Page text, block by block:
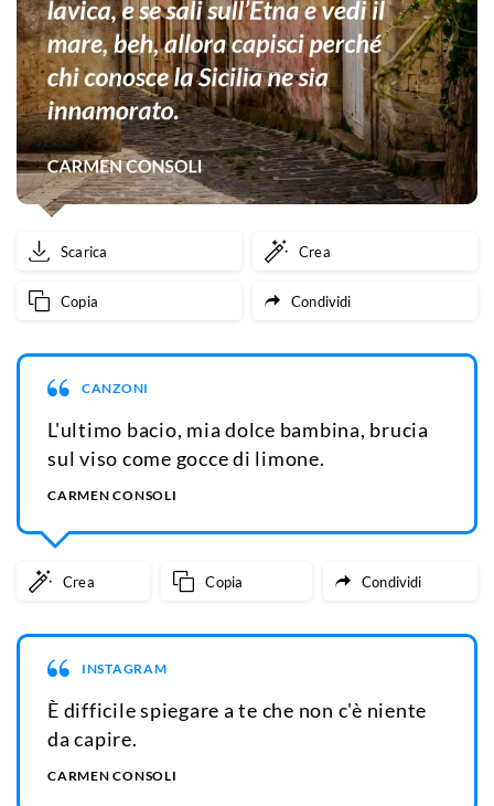
Scarica Crea
Copia Condividi
CANZONI
L'ultimo bacio, mia dolce bambina, brucia
sul viso come gocce di limone.
CARMEN CONSOLI
Crea Copia Condividi
INSTAGRAM
È difficile spiegare a te che non c'è niente
da capire.
CARMEN CONSOLI